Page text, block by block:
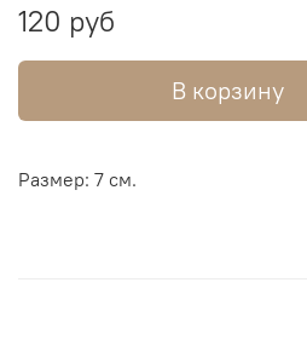
120 руб
В корзину
Размер: 7 см.